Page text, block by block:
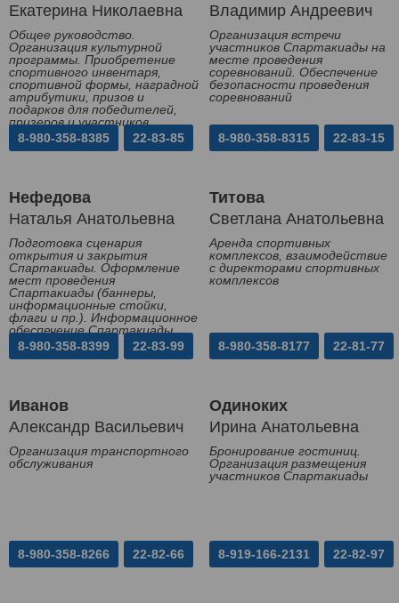
Екатерина Николаевна
Общее руководство.
Организация культурной
программы. Приобретение
спортивного инвентаря,
спортивной формы, наградной
атрибутики, призов и
подарков для победителей,
призеров и участников
Спартакиады
8-980-358-8385 22-83-85
Владимир Андреевич
Организация встречи
участников Спартакиады на
месте проведения
соревнований. Обеспечение
безопасности проведения
соревнований
8-980-358-8315 22-83-15
Нефедова
Наталья Анатольевна
Подготовка сценария
открытия и закрытия
Спартакиады. Оформление
мест проведения
Спартакиады (баннеры,
информационные стойки,
флаги и пр.). Информационное
обеспечение Спартакиады
8-980-358-8399
22-83-99
Титова
Светлана Анатольевна
Аренда спортивных
комплексов, взаимодействие
с директорами спортивных
комплексов
8-980-358-8177 22-81-77
Иванов
Александр Васильевич
Организация транспортного
обслуживания
8-980-358-8266 22-82-66
Одиноких
Ирина Анатольевна
Бронирование гостиниц.
Организация размещения
участников Спартакиады
8-919-166-2131 22-82-97